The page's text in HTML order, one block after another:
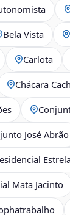
Bela Vista
Carlota
Chácara
José Abrão
Mata Jacinto